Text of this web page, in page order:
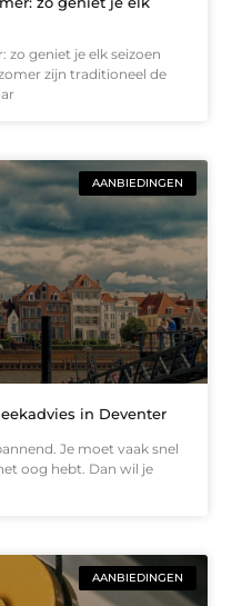
geniet je elk seizoen
zijn traditioneel de
AANBIEDINGEN
in Deventer
Je moet vaak snel
oog hebt. Dan wil je
AANBIEDINGEN